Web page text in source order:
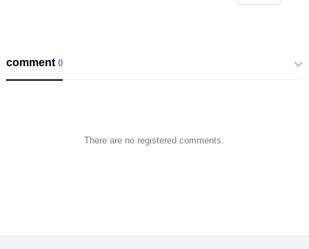
comment0
There are no registered comments.